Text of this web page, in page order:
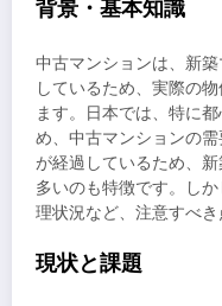
背景・基本知識
中古マンションは、新
しているため、実際の
ます。日本では、特に
め、中古マンションの
が経過しているため、
多いのも特徴です。し
理状況など、注意すべき
現状と課題